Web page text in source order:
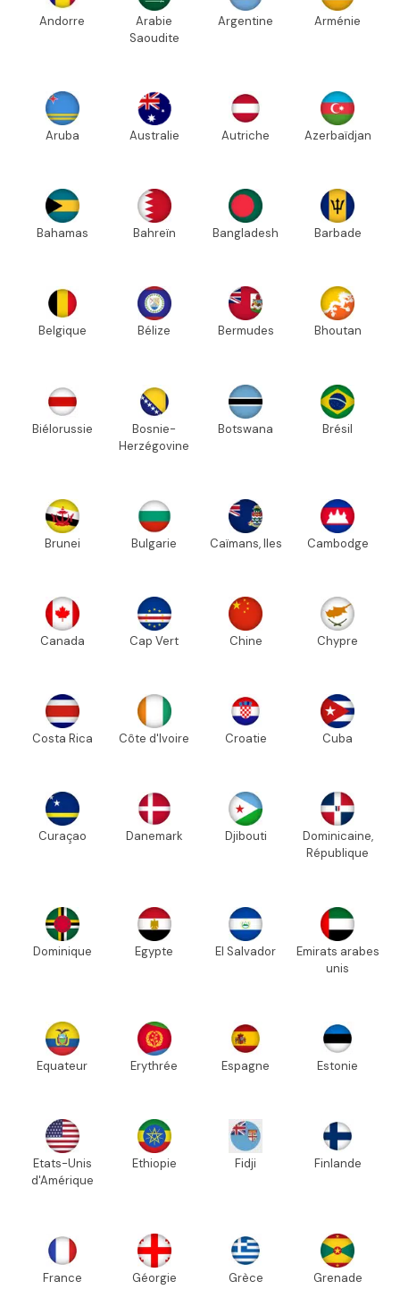
Andorre
Arabie
Saoudite
Argentine Arménie
Aruba Australie Autriche Azerbaïdjan
Bahamas Bahreïn Bangladesh Barbade
Belgique Bélize Bermudes Bhoutan
Biélorussie
Bosnie-
Herzégovine
Botswana Brésil
Brunei Bulgarie Caïmans, Iles Cambodge
Canada Cap Vert Chine Chypre
Costa Rica Côte d'Ivoire Croatie Cuba
Curaçao Danemark Djibouti
Dominicaine,
République
Dominique Egypte El Salvador
Emirats arabes
unis
Equateur Erythrée Espagne Estonie
Etats-Unis
d'Amérique
Ethiopie Fidji Finlande
France Géorgie Grèce Grenade